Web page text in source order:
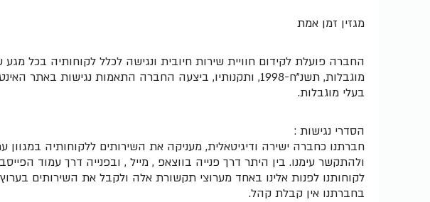
מגזין זמן אמת
החברה פועלת לקידום חוויית שירות חיובית ונגישה לכלל לקוחותיה בכל
מוגבלות, תשנ"ח-1998, ותקנותיו, ביצעה החברה התאמות
בעלי מוגבלות.
הסדרי נגישות :
חברתנו כחברה ישירה ודיגיטאלית, מעניקה את השירותים ללקוחותיה
ולהתקשר עימנו. בין היתר דרך פנייה בווצאפ , מייל , ובפנייה דרך עמוד
לקוחותנו לפנות אלינו באחד מערוצי תקשורת אלה ולקבל את השירותים
בחברתנו אין קבלת קהל.